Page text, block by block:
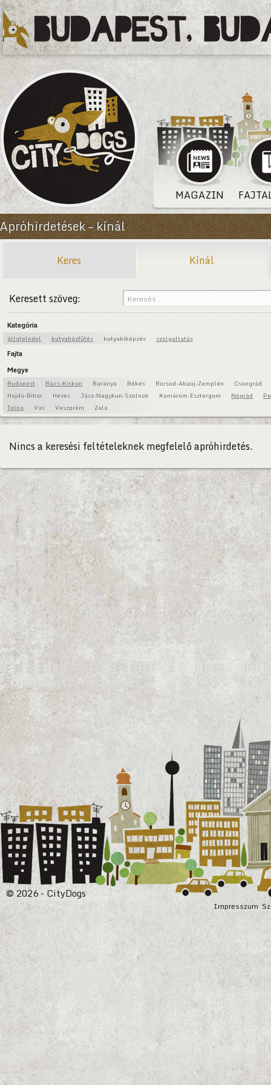
MAGAZIN
Apróhirdetések – kínál
Keres Kínál
Keresett szöveg:
Kategória
állateledel kutyaházfűtés kutyakiképzés szolgaltatás
Fajta
Megye
Budapest Bács-Kiskun Baranya Békés Borsod-Abaúj-Zemplén
Csongrád
Hajdú-Bihar
Heves Jász-Nagykun-Szolnok Komárom-Esztergom Nógrád
Tolna
Vas Veszprém Zala
Nincs a keresési feltételeknek megfelelő apróhirdetés.
Impresszum
© 2026 - CityDogs